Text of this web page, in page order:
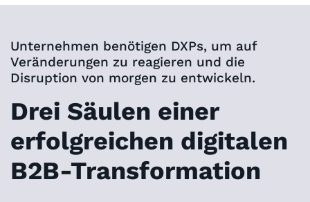
Unternehmen benötigen DXPs, um auf
Veränderungen zu reagieren und die
Disruption von morgen zu entwickeln.
Drei Säulen einer
erfolgreichen digitalen
B2B-Transformation